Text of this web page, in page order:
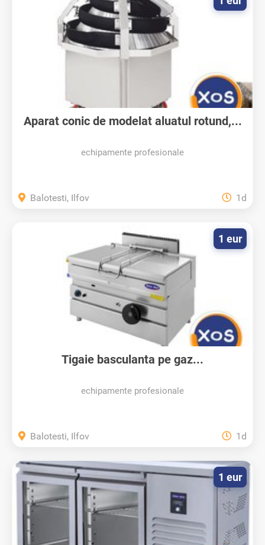
Aparat conic de modelat aluatul rotund,...
echipamente profesionale
Balotesti, Ilfov 1d
Tigaie basculanta pe gaz...
echipamente profesionale
1 eur
Balotesti, Ilfov 1d
1 eur